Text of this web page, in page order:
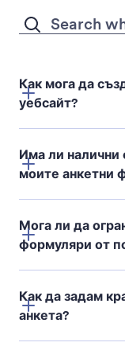
Как мога да
уебсайт?
анкети
Има ли налични
моите анкетни
Мога ли да
формуляри от
Как да задам
анкета?